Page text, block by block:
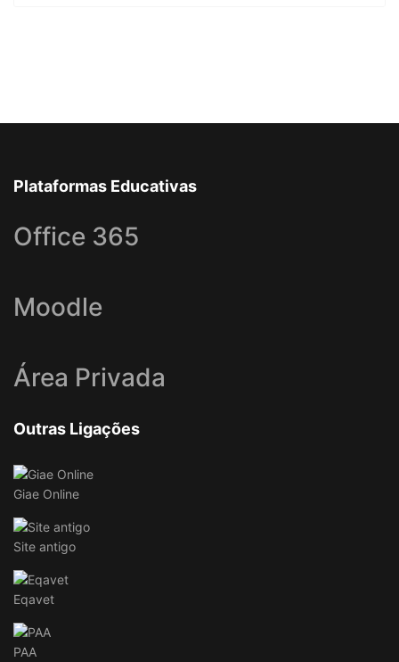
Plataformas Educativas
Office 365
Moodle
Área Privada
Outras Ligações
Giae Online
Site antigo
Eqavet
PAA